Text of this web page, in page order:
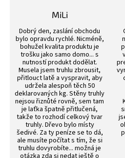
MiLi
Dobrý den, zaslání obchodu
bylo opravdu rychlé. Nicméně,
bohužel kvalita produktu je
trošku jako samo domo... s
nutností produkt dodělat.
Musela jsem truhlu zbrousit,
přitlouct latě a vyspravit, aby
udržela alespoň těch 50
deklarovaných kg. Stěny truhly
nejsou řiznůté rovně, sem tam
je laťka špatně přitlučená,
takže to rozhodí celkový tvar
truhly. Dřevo bylo místy
šedivé. Za ty peníze se to dá,
ale musíte počítat s tím, že si
truhlu dovyrobíte... možná je
otázka zda si nedat ještě o